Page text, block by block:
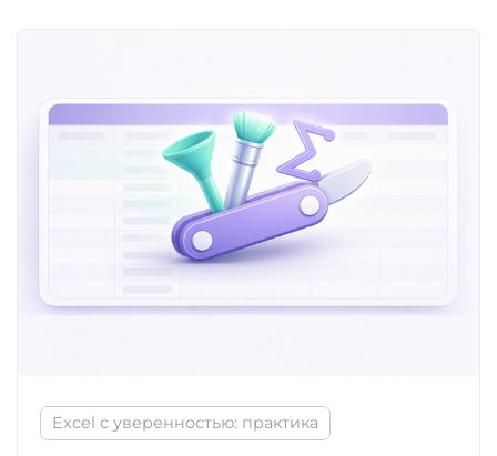
Excel с уверенностью: практика